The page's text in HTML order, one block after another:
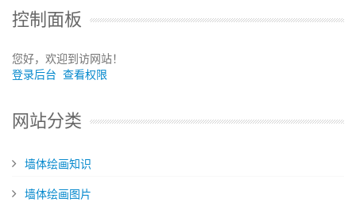
控制面板
您好，欢迎到访网站！
登录后台 查看权限
网站分类
墙体绘画知识
墙体绘画图片